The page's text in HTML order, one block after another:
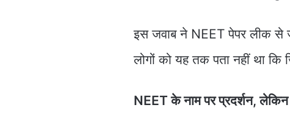
इस जवाब ने NEET पेपर लीक से
लोगों को यह तक पता नहीं था कि
NEET के नाम पर प्रदर्शन, लेकिन